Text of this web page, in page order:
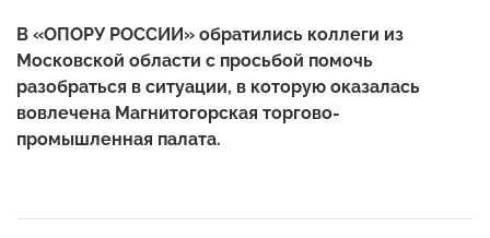
В «ОПОРУ РОССИИ» обратились коллеги из
Московской области с просьбой помочь
разобраться в ситуации, в которую оказалась
вовлечена Магнитогорская торгово-
промышленная палата.